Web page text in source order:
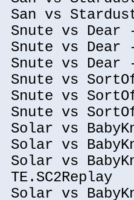
San vs
Snute vs Dear
Snute vs Dear
Snute vs Dear
Snute vs
Snute vs
Snute vs
Solar vs
Solar vs
Solar vs
TE.SC2Replay
Solar vs